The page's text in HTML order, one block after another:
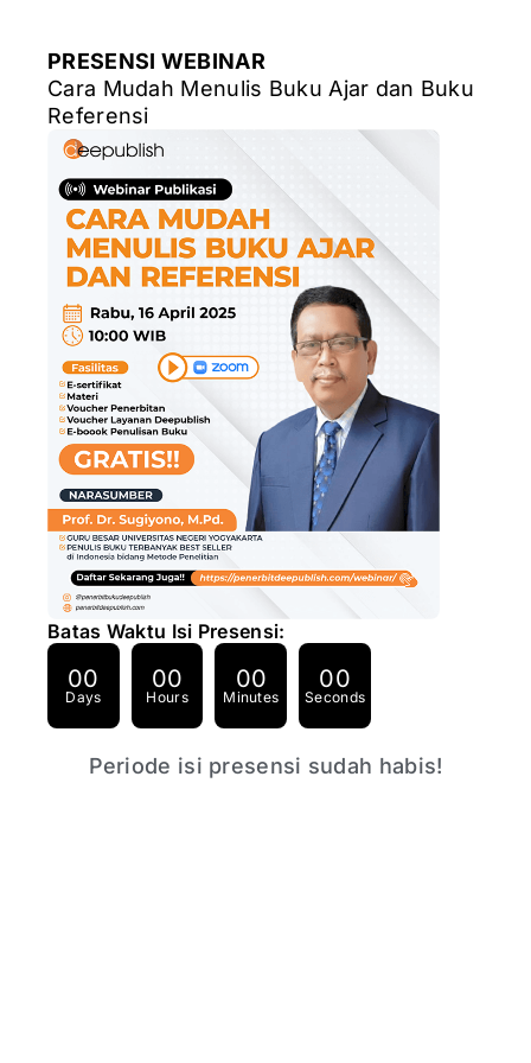
PRESENSI WEBINAR
Cara Mudah Menulis Buku Ajar dan Buku
Referensi
Batas Waktu Isi Presensi:
00
Days
00
Hours
00
Minutes
00
Seconds
Periode isi presensi sudah habis!